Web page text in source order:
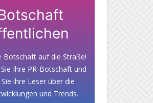
Botschaft auf die Straße!
Ihre PR-Botschaft und
ihre Leser über die
und Trends.